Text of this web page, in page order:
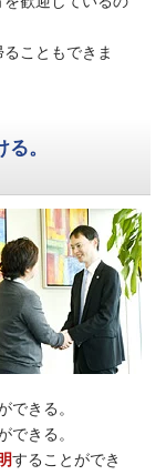
こともできま
る。
できる。
できる。
することができ